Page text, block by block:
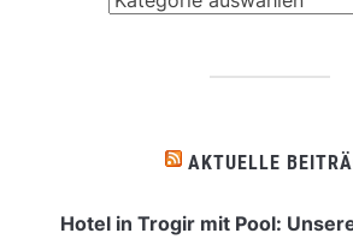
AKTUELLE
Hotel in Trogir mit Pool: